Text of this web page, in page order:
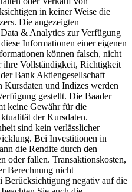
in keiner Weise die
Die angezeigten
& Analytics zur Verfügung
Informationen einer eigenen
können falsch, nicht
ihre Vollständigkeit, Richtigkeit
Bank Aktiengesellschaft
und Indizes werden
gestellt. Die Baader
keine Gewähr für die
der Kursdaten.
sind kein verlässlicher
Bei Investitionen in
die Rendite durch den
oder fallen. Transaktionskosten,
Berechnung nicht
Berücksichtigung negativ auf die